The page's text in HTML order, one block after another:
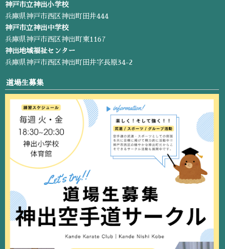
神戸市立神出小学校
兵庫県神戸市西区神出町田井444
神戸市立神出中学校
兵庫県神戸市西区神出町東1167
神出地域福祉センター
兵庫県神戸市西区神出町田井字長原34-2
道場生募集